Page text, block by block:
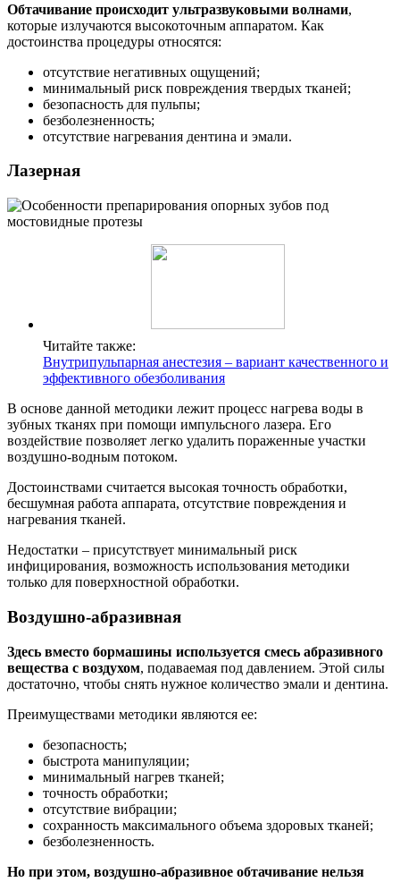
Обтачивание происходит ультразвуковыми волнами,
которые излучаются высокоточным аппаратом. Как
достоинства процедуры относятся:
отсутствие негативных ощущений;
минимальный риск повреждения твердых тканей;
безопасность для пульпы;
безболезненность;
отсутствие нагревания дентина и эмали.
Лазерная
Читайте также:
Внутрипульпарная анестезия – вариант качественного и
эффективного обезболивания
В основе данной методики лежит процесс нагрева воды в
зубных тканях при помощи импульсного лазера. Его
воздействие позволяет легко удалить пораженные участки
воздушно-водным потоком.
Достоинствами считается высокая точность обработки,
бесшумная работа аппарата, отсутствие повреждения и
нагревания тканей.
Недостатки – присутствует минимальный риск
инфицирования, возможность использования методики
только для поверхностной обработки.
Воздушно-абразивная
Здесь вместо бормашины используется смесь абразивного
вещества с воздухом, подаваемая под давлением. Этой силы
достаточно, чтобы снять нужное количество эмали и дентина.
Преимуществами методики являются ее:
безопасность;
быстрота манипуляции;
минимальный нагрев тканей;
точность обработки;
отсутствие вибрации;
сохранность максимального объема здоровых тканей;
безболезненность.
Но при этом, воздушно-абразивное обтачивание нельзя